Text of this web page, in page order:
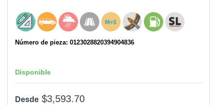
Número de pieza: 0123028820394904836
Disponible
Desde $3,593.70